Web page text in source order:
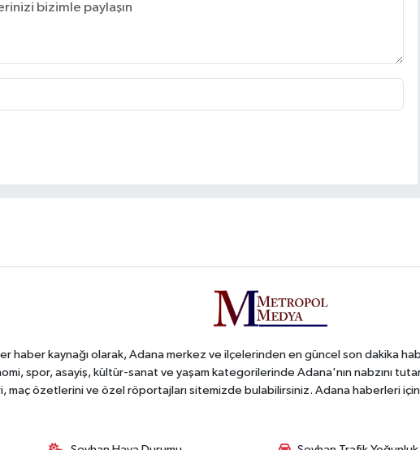
haber kaynağı olarak, Adana merkez ve ilçelerinden en güncel son dakika
spor, asayiş, kültür-sanat ve yaşam kategorilerinde Adana'nın nabzını
maç özetlerini ve özel röportajları sitemizde bulabilirsiniz. Adana haberleri